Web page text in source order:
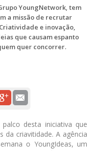
YoungNetwork, tem
a missão de recrutar
e inovação,
que causam espanto
quer concorrer.
desta iniciativa que
da criavitidade. A agência
o YoungIdeas, um